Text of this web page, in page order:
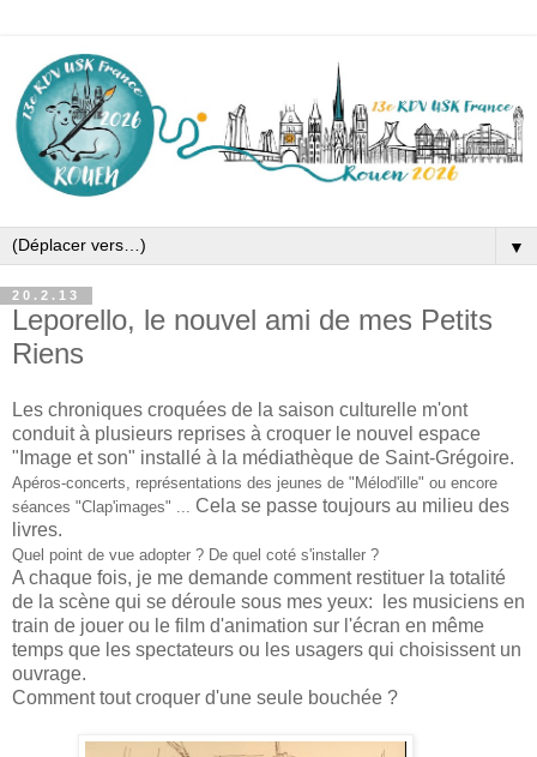
▼
20.2.13
Leporello, le nouvel ami de mes Petits
Riens
Les chroniques croquées de la saison culturelle m'ont
conduit à plusieurs reprises à croquer le nouvel espace
"Image et son" installé à la médiathèque de Saint-Grégoire.
Apéros-concerts, représentations des jeunes de "Mélod'ille" ou encore
séances "Clap'images" ... Cela se passe toujours au milieu des
livres.
Quel point de vue adopter ? De quel coté s'installer ?
A chaque fois, je me demande comment restituer la totalité
de la scène qui se déroule sous mes yeux: les musiciens en
train de jouer ou le film d'animation sur l'écran en même
temps que les spectateurs ou les usagers qui choisissent un
ouvrage.
Comment tout croquer d'une seule bouchée ?